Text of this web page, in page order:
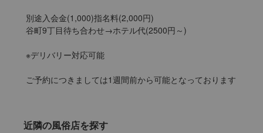
別途入会金(1,000)指名料(2,000円)
谷町9丁目待ち合わせ→ホテル代(2500円～)
※デリバリー対応可能
ご予約につきましては1週間前から可能となっております
近隣の風俗店を探す